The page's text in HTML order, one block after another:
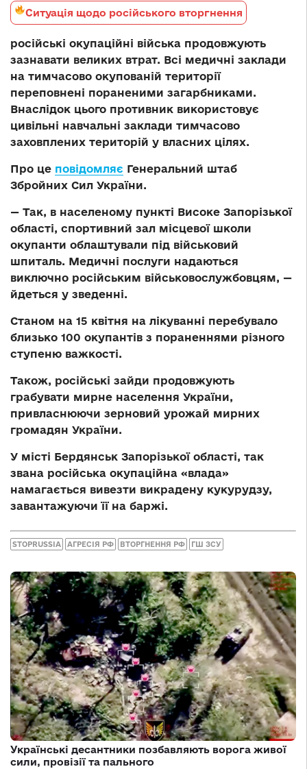
Ситуація щодо російського вторгнення
російські окупаційні війська продовжують
зазнавати великих втрат. Всі медичні заклади
на тимчасово окупованій території
переповнені пораненими загарбниками.
Внаслідок цього противник використовує
цивільні навчальні заклади тимчасово
заховплених територій у власних цілях.
Про це повідомляє Генеральний штаб
Збройних Сил України.
— Так, в населеному пункті Високе Запорізької
області, спортивний зал місцевої школи
окупанти облаштували під військовий
шпиталь. Медичні послуги надаються
виключно російським військовослужбовцям, —
йдеться у зведенні.
Станом на 15 квітня на лікуванні перебувало
близько 100 окупантів з пораненнями різного
ступеню важкості.
Також, російські зайди продовжують
грабувати мирне населення України,
привласнюючи зерновий урожай мирних
громадян України.
У місті Бердянськ Запорізької області, так
звана російська окупаційна «влада»
намагається вивезти викрадену кукурудзу,
завантажуючи її на баржі.
STOPRUSSIA АГРЕСІЯ РФ ВТОРГНЕННЯ РФ ГШ ЗСУ
Українські десантники позбавляють ворога живої
сили, провізії та пального